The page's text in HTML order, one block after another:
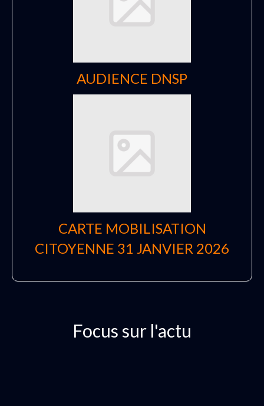
AUDIENCE DNSP
CARTE MOBILISATION
CITOYENNE 31 JANVIER 2026
Focus sur l'actu